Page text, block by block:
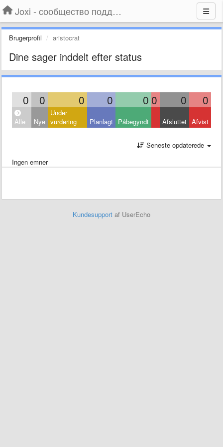
Joxi - сообщество поддержки
Brugerprofil aristocrat
Dine sager inddelt efter status
0 0 0 0 0 0 0 0
Alle Nye
Under
vurdering
Planlagt Påbegyndt Afsluttet Afvist
Seneste opdaterede
Ingen emner
Kundesupport af UserEcho